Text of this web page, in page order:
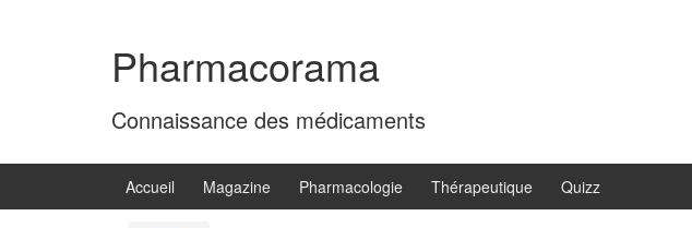
Pharmacorama
Connaissance des médicaments
Accueil Magazine Pharmacologie Thérapeutique Quizz